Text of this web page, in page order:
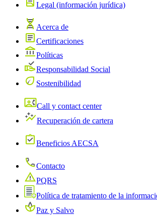
Legal (información jurídica)
Acerca de
Certificaciones
Políticas
Responsabilidad Social
Sostenibilidad
Call y contact center
Recuperación de cartera
Beneficios AECSA
Contacto
PQRS
Política de tratamiento de la
Paz y Salvo